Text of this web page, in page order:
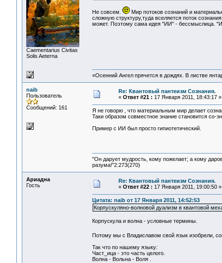
Сaementarius Civitas
Solis Aeterna
Не совсем.
Мир потоков сознаний и
сложную структуру,туда вселяется поток
может. Поэтому сама идея "ИИ" - бессмыслица.
«Осенний Ангел прячется в дождях. В листве
naib
Пользователь
Сообщений: 161
Re: Квантовый пантеизм Сознания.
« Ответ #21 : 17 Января 2011, 18:43:17 »
Я не говорю , что материальным мир делает
Таки образом совместное знание становится со-
Пример с ИИ был просто гипиотетический.
"Он дарует мудрость, кому пожелает; а кому
разума!"2:273(270)
Ариадна
Гость
Re: Квантовый пантеизм Сознания.
« Ответ #22 : 17 Января 2011, 19:00:50 »
Цитата: naib от 17 Января 2011, 14:52:53
Корпускуляно-волновой дуализм в квантовой
Корпускула и волна - условные термины.
Потому мы с Владиславом свой язык изобрели,
Так что по нашему языку:
Част_ица - это часть целого.
Волна - Вольна - Воля .